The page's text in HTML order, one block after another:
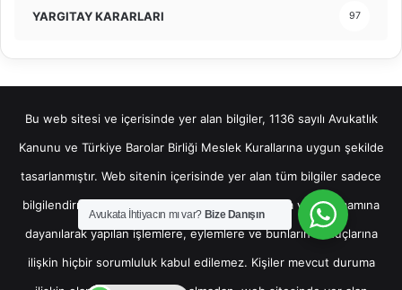
YARGITAY KARARLARI 97
Bu web sitesi ve içerisinde yer alan bilgiler, 1136 sayılı Avukatlık
Kanunu ve Türkiye Barolar Birliği Meslek Kurallarına uygun şekilde
tasarlanmıştır. Web sitenin içerisinde yer alan tüm bilgiler sadece
bilgilendirme amaçlı olup, bu bilgilerin bir kısmına veya tamamına
dayanılarak yapılan işlemlere, eylemlere ve bunların sonuçlarına
ilişkin hiçbir sorumluluk kabul edilemez. Kişiler mevcut duruma
Avukata İhtiyacın mı var? Bize Danışın